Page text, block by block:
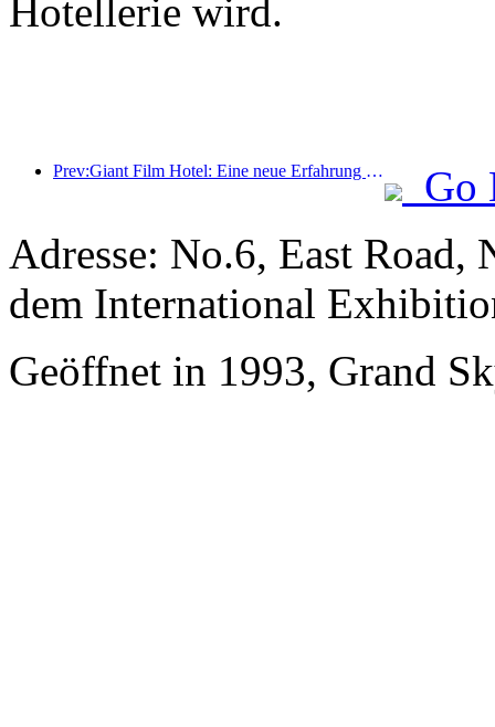
Hotellerie wird.
Prev:Giant Film Hotel: Eine neue Erfahrung von filmbezogenen Unterkünften im digitalen Zeitalter
Go
Adresse: No.6, East
dem International
Geöffnet in 1993, Grand